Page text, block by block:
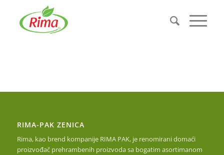
RIMA-PAK ZENICA
Rima, kao brend kompanije RIMA PAK, je renomirani domaći
proizvođač prehrambenih proizvoda sa bogatim asortimanom